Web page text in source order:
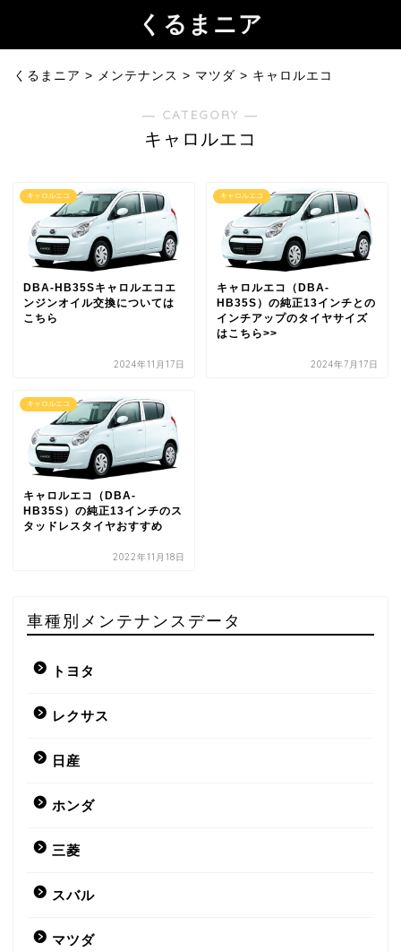
くるまニア
くるまニア > メンテナンス > マツダ > キャロルエコ
― CATEGORY ―
キャロルエコ
キャロルエコ
DBA-HB35Sキャロルエコエ
ンジンオイル交換については
こちら
2024年11月17日
キャロルエコ
キャロルエコ（DBA-
HB35S）の純正13インチとの
インチアップのタイヤサイズ
はこちら>>
2024年7月17日
キャロルエコ
キャロルエコ（DBA-
HB35S）の純正13インチのス
タッドレスタイヤおすすめ
2022年11月18日
車種別メンテナンスデータ
トヨタ
レクサス
日産
ホンダ
三菱
スバル
マツダ